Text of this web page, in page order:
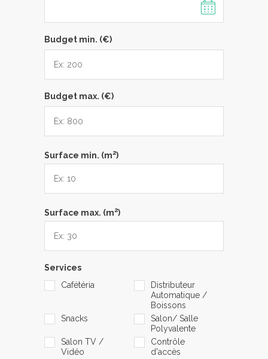
Budget min. (€)
Budget max. (€)
Surface min. (m2)
Surface max. (m2)
Services
Cafétéria
Distributeur
Automatique /
Boissons
Snacks
Salon/ Salle
Polyvalente
Salon TV /
Vidéo
Contrôle
d'accès